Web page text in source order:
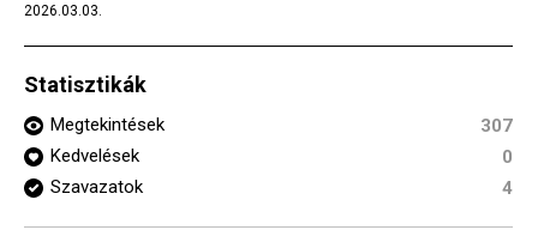
2026.03.03.
Statisztikák
Megtekintések
307
Kedvelések
0
Szavazatok
4